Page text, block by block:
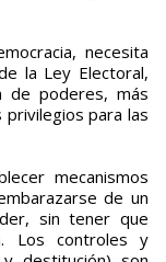
necesita
la Ley Electoral,
de poderes, más
para las
mecanismos
de un
sin tener que
Los controles y